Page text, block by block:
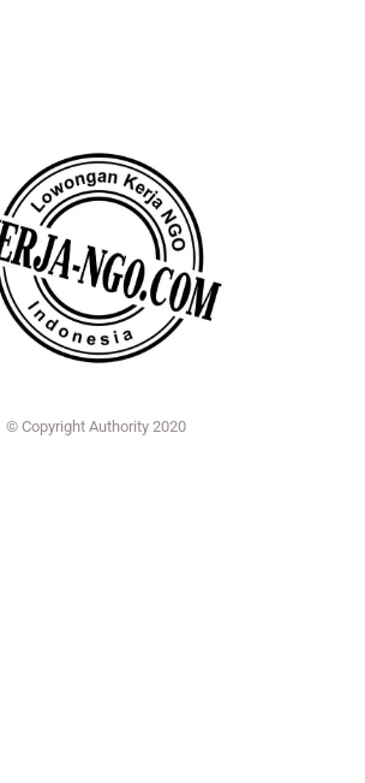
© Copyright Authority 2020